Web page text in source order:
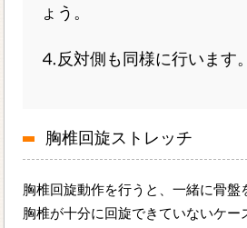
ょう。
⒋反対側も同様に行います。
胸椎回旋ストレッチ
胸椎回旋動作を行うと、一緒に骨盤
胸椎が十分に回旋できていないケー